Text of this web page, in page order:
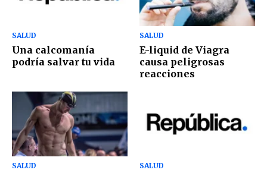
SALUD
Una calcomanía
podría salvar tu vida
SALUD
E-liquid de Viagra
causa peligrosas
reacciones
SALUD SALUD